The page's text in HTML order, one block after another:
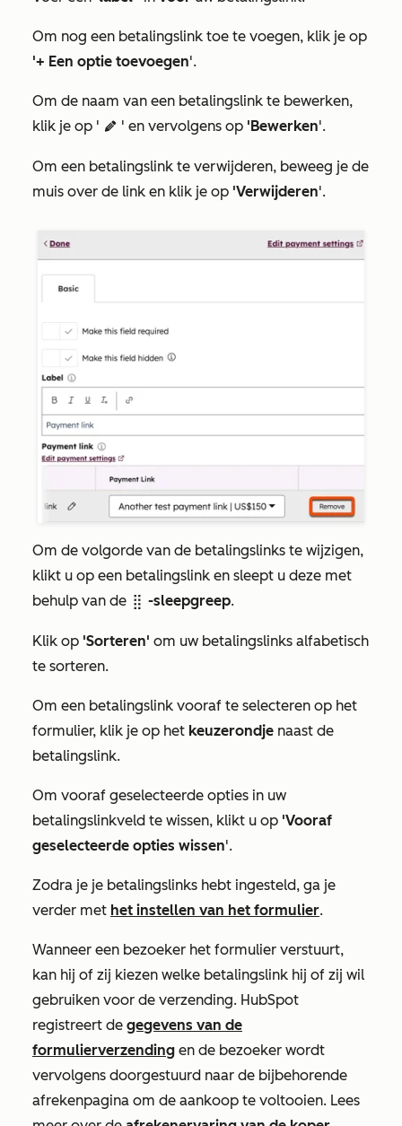
Om nog een betalingslink toe te voegen, klik je op
'+ Een optie toevoegen'.
Om de naam van een betalingslink te bewerken,
klik je op ' edit ' en vervolgens op 'Bewerken'.
Om een betalingslink te verwijderen, beweeg je de
muis over de link en klik je op 'Verwijderen'.
Om de volgorde van de betalingslinks te wijzigen,
klikt u op een betalingslink en sleept u deze met
behulp van de dragHandle -sleepgreep.
Klik op 'Sorteren' om uw betalingslinks alfabetisch
te sorteren.
Om een betalingslink vooraf te selecteren op het
formulier, klik je op het keuzerondje naast de
betalingslink.
Om vooraf geselecteerde opties in uw
betalingslinkveld te wissen, klikt u op 'Vooraf
geselecteerde opties wissen'.
Zodra je je betalingslinks hebt ingesteld, ga je
verder met het instellen van het formulier.
Wanneer een bezoeker het formulier verstuurt,
kan hij of zij kiezen welke betalingslink hij of zij wil
gebruiken voor de verzending. HubSpot
registreert de gegevens van de
formulierverzending en de bezoeker wordt
vervolgens doorgestuurd naar de bijbehorende
afrekenpagina om de aankoop te voltooien. Lees